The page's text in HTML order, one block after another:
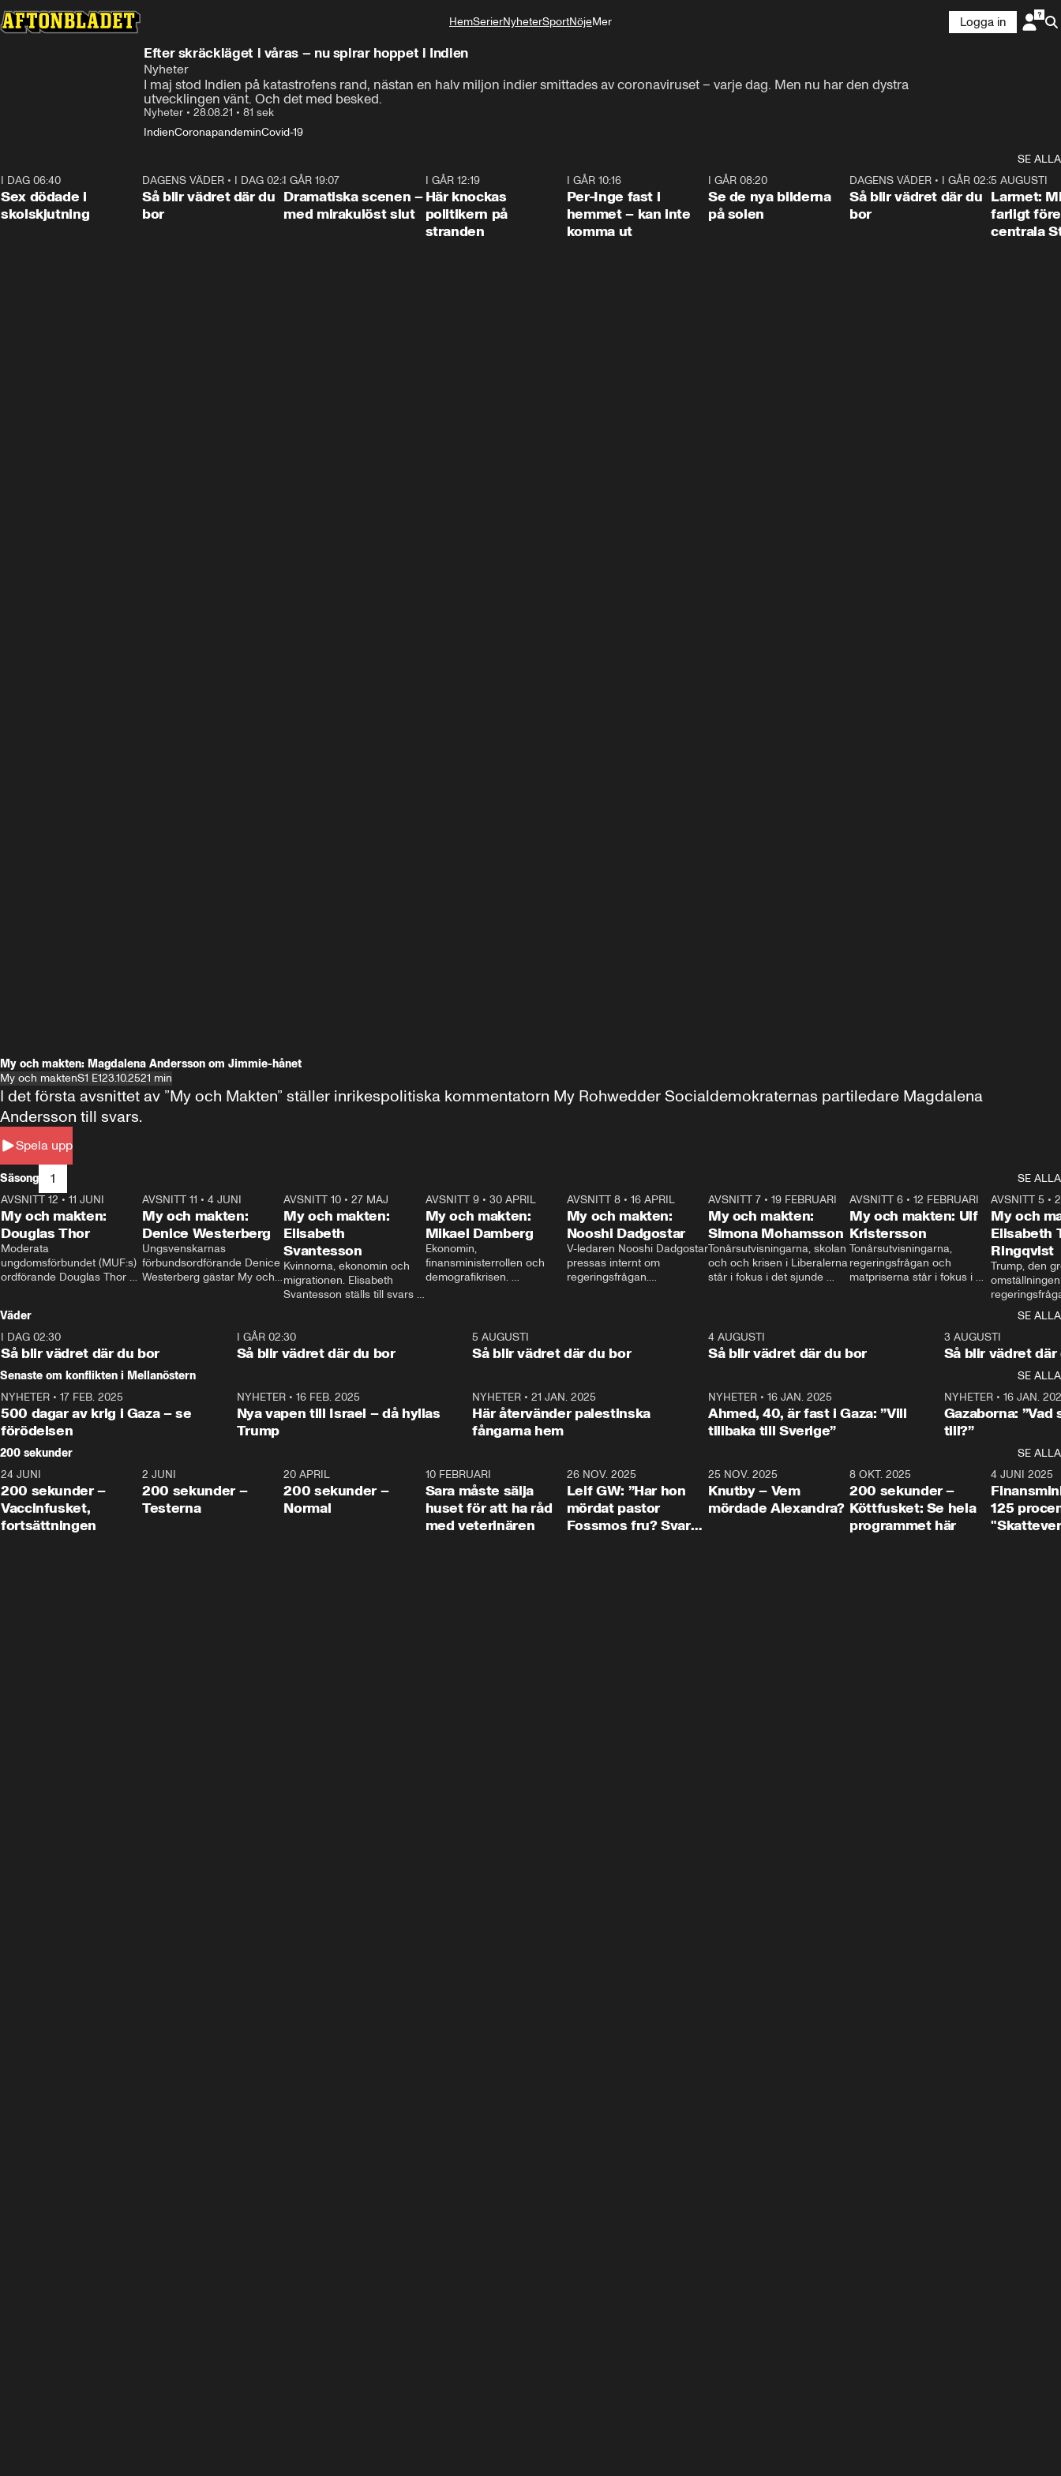
HemSerierNyheterSportNöjeMer
Logga in
Efter skräckläget i våras – nu spirar hoppet i Indien
Nyheter
I maj stod Indien på katastrofens rand, nästan en halv miljon indier smittades av coronaviruset – varje dag. Men nu har den dystra
utvecklingen vänt. Och det med besked.
Nyheter • 28.08.21 • 81 sek
IndienCoronapandeminCovid-19
SE ALLA
I DAG 06:40
Sex dödade i
skolskjutning
1:06
DAGENS VÄDER • I DAG 02:30
Så blir vädret där du
bor
I GÅR 19:07
Dramatiska scenen –
med mirakulöst slut
I GÅR 12:19
Här knockas
politikern på
stranden
I GÅR 10:16
Per-Inge fast i
hemmet – kan inte
komma ut
I GÅR 08:20
Se de nya bilderna
på solen
1:06
DAGENS VÄDER • I GÅR 02:30
Så blir vädret där du
bor
5 AUGUSTI
Larmet:
farligt
centrala
My och makten: Magdalena Andersson om Jimmie-hånet
My och maktenS1 E123.10.2521 min
Spela upp
I det första avsnittet av ”My och Makten” ställer inrikespolitiska kommentatorn My Rohwedder Socialdemokraternas partiledare Magdalena
Andersson till svars.
Säsong 1
SE ALLA
26:27
AVSNITT 12 • 11 JUNI
My och makten:
Douglas Thor
Moderata
ungdomsförbundet (MUF:s)
ordförande Douglas Thor
tonårsutvisningarna och hur
Moderaterna ska locka
väljare till valet i höst.
23:40
AVSNITT 11 •4 JUNI
My och makten:
Denice Westerberg
Ungsvenskarnas
förbundsordförande Denice
Westerberg gästar My och
AVSNITT 10 •27 MAJ
My och makten:
Elisabeth
Svantesson
Kvinnorna, ekonomin och
migrationen. Elisabeth
Svantesson ställs till svars
AVSNITT 9• 30 APRIL
My och makten:
Mikael Damberg
Ekonomin,
finansministerrollen och
demografikrisen.
och Makten.
AVSNITT 8• 16 APRIL
My och makten:
Nooshi Dadgostar
V-ledaren Nooshi Dadgostar
pressas internt om
regeringsfrågan.
– Vi ställer upp i val. Ska vi
vara med så sitter vi förstås
24:30
AVSNITT 7• 19 FEBRUARI
My och makten:
Simona Mohamsson
Tonårsutvisningarna, skolan
och och krisen i Liberalerna
står i fokus i det sjunde
kommentator My
Rohwedder ställer
utbildnings- och
Mohamsson till svars.
27:30
AVSNITT 6 •12 FEBRUARI
My och makten: Ulf
Kristersson
Tonårsutvisningarna,
regeringsfrågan och
matpriserna står i fokus i
Rohwedder ställer
statsminister Ulf Kristersson
AVSNITT 5 •
My och
Elisabeth
Ringqvist
Trump, den
centrum i
avsnittet av
Makten”. Se
Aftonbladets
Rohwedder
Thand Ring
Väder
SE ALLA
I DAG 02:30
Så blir vädret där du bor
1:06
I GÅR 02:30
Så blir vädret där du bor
5 AUGUSTI
Så blir vädret där du bor
4 AUGUSTI
Så blir vädret där du bor
3 AUGUSTI
Så blir vädret där
Senaste om konflikten i Mellanöstern
SE ALLA
NYHETER • 17 FEB. 2025
500 dagar av krig i Gaza – se
förödelsen
NYHETER• 16 FEB. 2025
Nya vapen till Israel – då hyllas
Trump
NYHETER •21 JAN. 2025
Här återvänder palestinska
fångarna hem
NYHETER• 16 JAN. 2025
Ahmed, 40, är fast i Gaza: ”Vill
tillbaka till Sverige”
NYHETER• 16 JAN.
Gazaborna:
till?”
200 sekunder
SE ALLA
5:00
24 JUNI
200 sekunder –
Vaccinfusket,
fortsättningen
4:23
2 JUNI
200 sekunder –
Testerna
20 APRIL
200 sekunder –
Normal
10 FEBRUARI
Sara måste sälja
huset för att ha råd
med veterinären
26 NOV. 2025
Leif GW: ”Har hon
mördat pastor
Fossmos fru? Svar
31:05
25 NOV. 2025
Knutby – Vem
mördade Alexandra?
4:29
8 OKT. 2025
200 sekunder –
Köttfusket: Se hela
programmet här
4 JUNI 2025
125